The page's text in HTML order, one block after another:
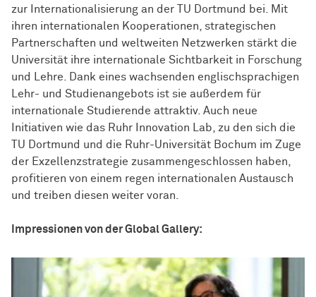
zur Internationalisierung an der TU Dortmund bei. Mit
ihren internationalen Kooperationen, strategischen
Partnerschaften und weltweiten Netzwerken stärkt die
Universität ihre internationale Sichtbarkeit in Forschung
und Lehre. Dank eines wachsenden englischsprachigen
Lehr- und Studienangebots ist sie außerdem für
internationale Studierende attraktiv. Auch neue
Initiativen wie das Ruhr Innovation Lab, zu den sich die
TU Dortmund und die Ruhr-Universität Bochum im Zuge
der Exzellenzstrategie zusammengeschlossen haben,
profitieren von einem regen internationalen Austausch
und treiben diesen weiter voran.
Impressionen von der Global Gallery: